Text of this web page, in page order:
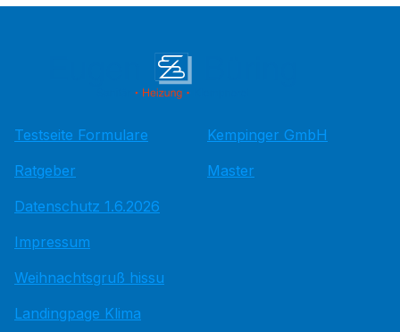
Testseite Formulare
Ratgeber
Datenschutz 1.6.2026
Impressum
Weihnachtsgruß hissu
Landingpage Klima
Kempinger GmbH
Master